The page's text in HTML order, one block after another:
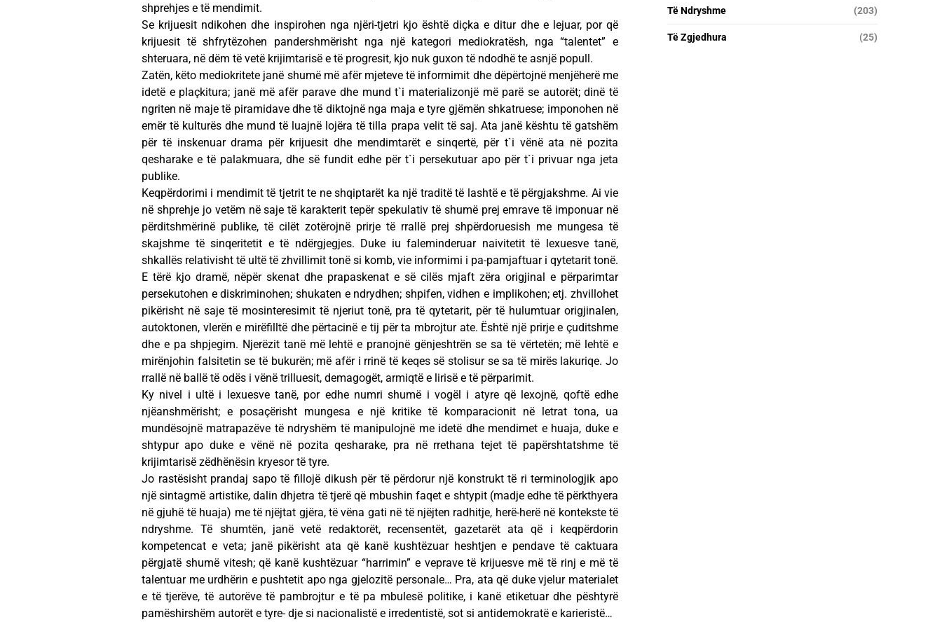
shprehjes e të mendimit.
Se krijuesit ndikohen dhe inspirohen nga njëri-tjetri kjo është diçka e ditur dhe e lejuar, por që
krijuesit të shfrytëzohen pandershmërisht nga një kategori mediokratësh, nga “talentet” e
shteruara, në dëm të vetë krijimtarisë e të progresit, kjo nuk guxon të ndodhë te asnjë popull.
Zatën, këto mediokritete janë shumë më afër mjeteve të informimit dhe dëpërtojnë menjëherë me
idetë e plaçkitura; janë më afër parave dhe mund t`i materializonjë më parë se autorët; dinë të
ngriten në maje të piramidave dhe të diktojnë nga maja e tyre gjëmën shkatruese; imponohen në
emër të kulturës dhe mund të luajnë lojëra të tilla prapa velit të saj. Ata janë kështu të gatshëm
për të inskenuar drama për krijuesit dhe mendimtarët e sinqertë, për t`i vënë ata në pozita
qesharake e të palakmuara, dhe së fundit edhe për t`i persekutuar apo për t`i privuar nga jeta
publike.
Keqpërdorimi i mendimit të tjetrit te ne shqiptarët ka një traditë të lashtë e të përgjakshme. Ai vie
në shprehje jo vetëm në saje të karakterit tepër spekulativ të shumë prej emrave të imponuar në
përditshmërinë publike, të cilët zotërojnë prirje të rrallë prej shpërdoruesish me mungesa të
skajshme të sinqeritetit e të ndërgjegjes. Duke iu faleminderuar naivitetit të lexuesve tanë,
shkallës relativisht të ultë të zhvillimit tonë si komb, vie informimi i pa-pamjaftuar i qytetarit tonë.
E tërë kjo dramë, nëpër skenat dhe prapaskenat e së cilës mjaft zëra origjinal e përparimtar
persekutohen e diskriminohen; shukaten e ndrydhen; shpifen, vidhen e implikohen; etj. zhvillohet
pikërisht në saje të mosinteresimit të njeriut tonë, pra të qytetarit, për të hulumtuar origjinalen,
autoktonen, vlerën e mirëfilltë dhe përtacinë e tij për ta mbrojtur ate. Është një prirje e çuditshme
dhe e pa shpjegim. Njerëzit tanë më lehtë e pranojnë gënjeshtrën se sa të vërtetën; më lehtë e
mirënjohin falsitetin se të bukurën; më afër i rrinë të keqes së stolisur se sa të mirës lakuriqe. Jo
rrallë në ballë të odës i vënë trilluesit, demagogët, armiqtë e lirisë e të përparimit.
Ky nivel i ultë i lexuesve tanë, por edhe numri shumë i vogël i atyre që lexojnë, qoftë edhe
njëanshmërisht; e posaçërisht mungesa e një kritike të komparacionit në letrat tona, ua
mundësojnë matrapazëve të ndryshëm të manipulojnë me idetë dhe mendimet e huaja, duke e
shtypur apo duke e vënë në pozita qesharake, pra në rrethana tejet të papërshtatshme të
krijimtarisë zëdhënësin kryesor të tyre.
Jo rastësisht prandaj sapo të fillojë dikush për të përdorur një konstrukt të ri terminologjik apo
një sintagmë artistike, dalin dhjetra të tjerë që mbushin faqet e shtypit (madje edhe të përkthyera
në gjuhë të huaja) me të njëjtat gjëra, të vëna gati në të njëjten radhitje, herë-herë në kontekste të
ndryshme. Të shumtën, janë vetë redaktorët, recensentët, gazetarët ata që i keqpërdorin
kompetencat e veta; janë pikërisht ata që kanë kushtëzuar heshtjen e pendave të caktuara
përgjatë shumë vitesh; që kanë kushtëzuar “harrimin” e veprave të krijuesve më të rinj e më të
talentuar me urdhërin e pushtetit apo nga gjelozitë personale… Pra, ata që duke vjelur materialet
e të tjerëve, të autorëve të pambrojtur e të pa mbulesë politike, i kanë etiketuar dhe pështyrë
pamëshirshëm autorët e tyre- dje si nacionalistë e irredentistë, sot si antidemokratë e karieristë…
Të Ndryshme (203)
Të Zgjedhura (25)